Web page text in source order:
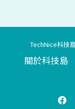
TechNice科技
關於科技島